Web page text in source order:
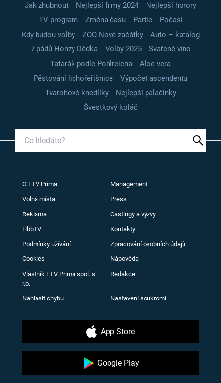
Jak zhubnout Nejlepší filmy 2024
Nejlepší horory
TV program
Změna času Partie
Počasí
Kdy budou volby
ZOO Nové začátky
Auto – katalog
7 pádů Honzy Dědka
Volby 2025
Svařené víno
Tatarák podle Pohlreicha
Aloe vera
Pěstování lichořeřišnice
Výpočet ascendentu
Tvarohové knedlíky
Nejlepší palačinky
Švestkový koláč
O FTV Prima Management
Volná místa Press
Reklama Castingy a výzvy
HbbTV Kontakty
Podmínky užívání Zpracování osobních údajů
Cookies Nápověda
Vlastník FTV Prima spol. s
r.o.
Redakce
Nahlásit chybu Nastavení soukromí
App Store
Google Play